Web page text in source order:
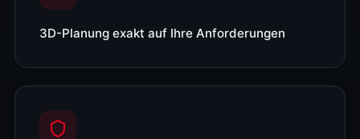
3D-Planung exakt auf Ihre Anforderungen